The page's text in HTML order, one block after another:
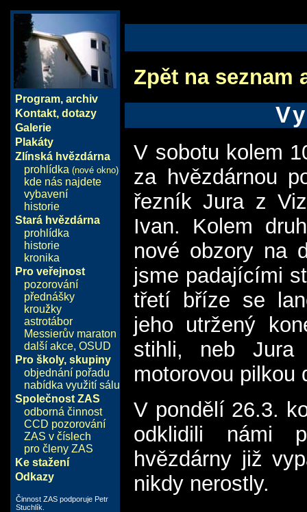
Program, archiv
Kontakt, dotazy
Galerie
Plakáty
Zlínská hvězdárna
prohlídka (nové okno)
kde nás najdete
vybavení
historie
Stará hvězdárna
prohlídka
historie
kronika
Pro veřejnost
pozorování
přednášky
kroužky
astrotábor
Messierův maraton
další akce, OSUD
Pro školy, skupiny
objednání pořadu
nabídka využití sálu
Společnost ZAS
odborná činnost
CCD pozorování
ZAS v číslech
pro členy ZAS
Ke stažení
Odkazy
Činnost ZAS podporuje Petr
Stuchlík.
Zpět na seznam
V sobotu kolem
za hvězdárnou
řezník Jura z
Ivan. Kolem
nové obzory na
jsme padajícími
třetí bříze se
jeho utržený
stihli, neb
motorovou pilkou
V pondělí 26.3.
odklidili námi
hvězdárny již
nikdy nerostly.